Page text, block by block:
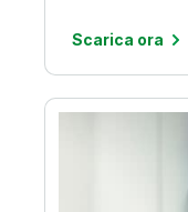
Scarica ora